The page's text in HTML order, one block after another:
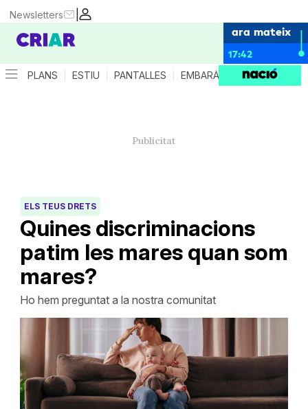
|
Newsletters
ara mateix
17:42
PLANS ESTIU PANTALLES EMBARÀS CRIANÇA
Quines discriminacions
patim les mares quan som
mares?
ELS TEUS DRETS
Ho hem preguntat a la nostra comunitat